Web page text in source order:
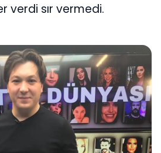
verdi sır vermedi.